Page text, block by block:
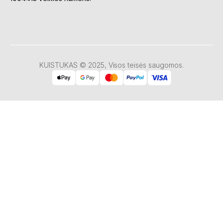
KUISTUKAS © 2025, Visos teisės saugomos.